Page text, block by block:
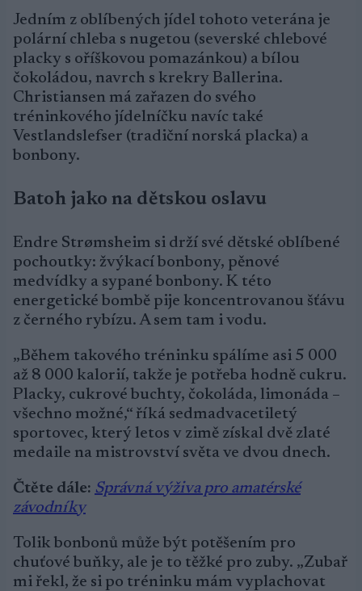
Jedním z oblíbených jídel tohoto veterána je
polární chleba s nugetou (severské chlebové
placky s oříškovou pomazánkou) a bílou
čokoládou, navrch s krekry Ballerina.
Christiansen má zařazen do svého
tréninkového jídelníčku navíc také
Vestlandslefser (tradiční norská placka) a
bonbony.
Batoh jako na dětskou oslavu
Endre Strømsheim si drží své dětské oblíbené
pochoutky: žvýkací bonbony, pěnové
medvídky a sypané bonbony. K této
energetické bombě pije koncentrovanou šťávu
z černého rybízu. A sem tam i vodu.
„Během takového tréninku spálíme asi 5 000
až 8 000 kalorií, takže je potřeba hodně cukru.
Placky, cukrové buchty, čokoláda, limonáda –
všechno možné,“ říká sedmadvacetiletý
sportovec, který letos v zimě získal dvě zlaté
medaile na mistrovství světa ve dvou dnech.
Čtěte dále: Správná výživa pro amatérské
závodníky
Tolik bonbonů může být potěšením pro
chuťové buňky, ale je to těžké pro zuby. „Zubař
mi řekl, že si po tréninku mám vyplachovat